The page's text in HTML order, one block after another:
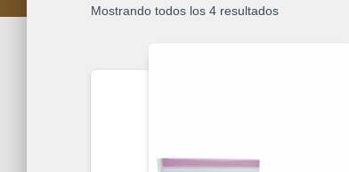
Mostrando todos los 4 resultados